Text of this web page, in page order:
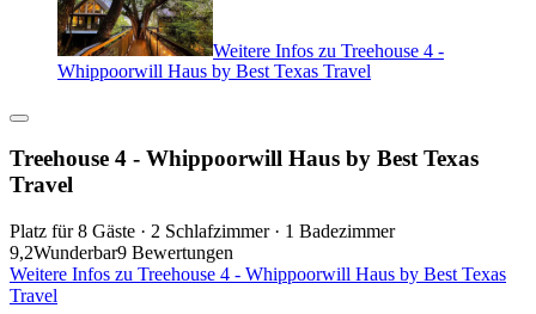
Weitere Infos zu Treehouse 4 -
Whippoorwill Haus by Best Texas Travel
Treehouse 4 - Whippoorwill Haus by Best Texas
Travel
Platz für 8 Gäste · 2 Schlafzimmer · 1 Badezimmer
9,2Wunderbar9 Bewertungen
Weitere Infos zu Treehouse 4 - Whippoorwill Haus by Best Texas
Travel